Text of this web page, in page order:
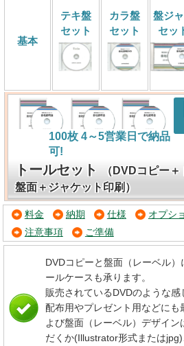
基本
テキ盤
セット
カラ盤
セット
盤ジ
セッ
100枚 4～5営業日で納品
可!
トールセット
（DVDコピー
盤面＋ジャケット印刷）
料金 納期 仕様 オプシ
注意事項
ご準備
DVDコピーと盤面（レーベル）
ールケースも承ります。
販売されているDVDのような感
配布用やプレゼント用などにも
よび盤面（レーベル）デザイン
だくか(Illustrator形式または